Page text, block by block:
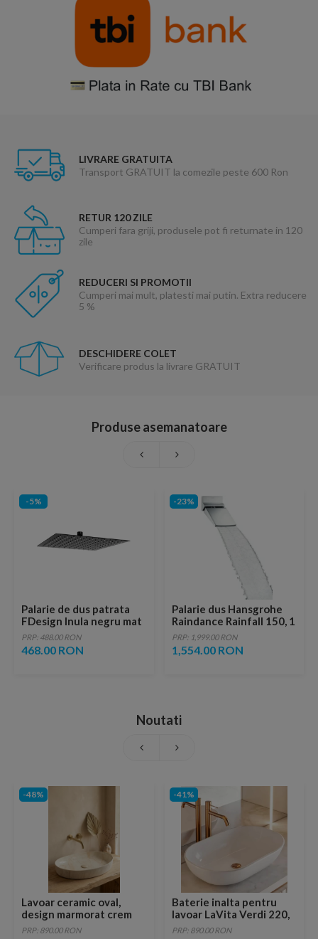
LIVRARE GRATUITA
Transport GRATUIT la comezile peste 600 Ron
RETUR 120 ZILE
Cumperi fara griji, produsele pot fi returnate in 120
zile
REDUCERI SI PROMOTII
Cumperi mai mult, platesti mai putin. Extra reducere
5 %
DESCHIDERE COLET
Verificare produs la livrare GRATUIT
Produse asemanatoare
-5%
Palarie de dus patrata
FDesign Inula negru mat
1 functie 300x300 mm
PRP: 488.00 RON
468.00 RON
-23%
Palarie dus Hansgrohe
Raindance Rainfall 150, 1
jet , crom
PRP: 1,999.00 RON
1,554.00 RON
Noutati
-48%
Lavoar ceramic oval,
design marmorat crem
lucios cu vene aurii,
PRP: 890.00 RON
-41%
Baterie inalta pentru
lavoar LaVita Verdi 220,
fara ventil, brushed
PRP: 890.00 RON